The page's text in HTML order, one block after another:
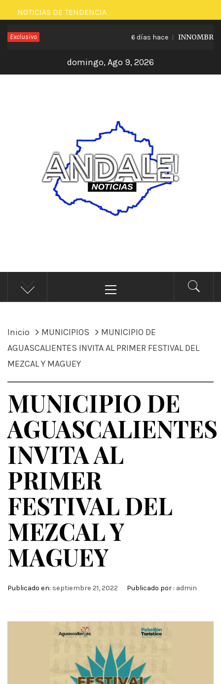
Saltar
al
contenido
NOTICIAS DE TENDENCIA
Exclusivo 6 días hace
domingo, Ago 9, 2026
ÁNDALE NOTICIAS
Noticias
principal
Inicio MUNICIPIOS
MUNICIPIO DE
AGUASCALIENTES INVITA AL PRIMER FESTIVAL DEL
MEZCAL Y MAGUEY
MUNICIPIO DE
AGUASCALIENTES
INVITA AL
PRIMER
FESTIVAL DEL
MEZCAL Y
MAGUEY
Publicado en: septiembre 21, 2022 Publicado por : admin